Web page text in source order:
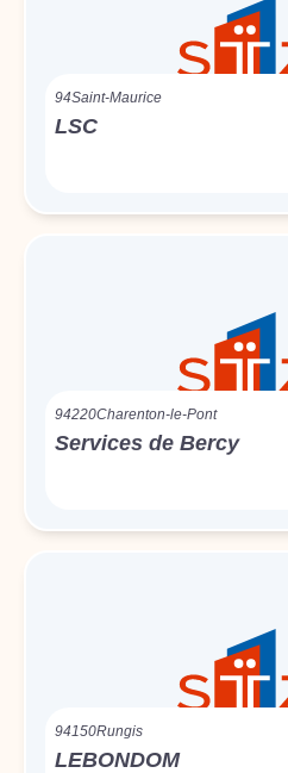
94Saint-Maurice
LSC
94220Charenton-le-Pont
Services de Bercy
94150Rungis
LEBONDOM